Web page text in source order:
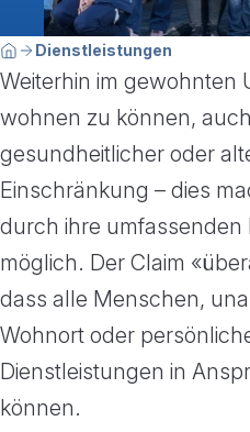
Sie befinden sich hier:
HomeDienstleistungen
Weiterhin im gewohnten
wohnen zu können,
gesundheitlicher oder
Einschränkung – dies
durch ihre umfassenden
möglich. Der Claim
dass alle Menschen,
Wohnort oder
Dienstleistungen in
können.